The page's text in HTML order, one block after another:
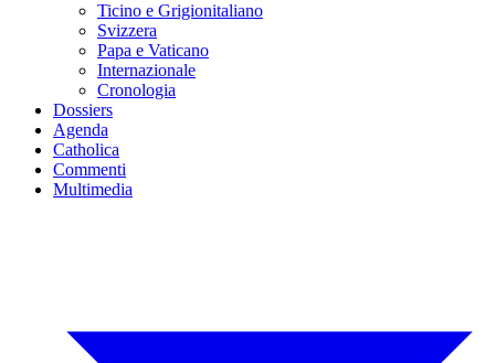
Ticino e Grigionitaliano
Svizzera
Papa e Vaticano
Internazionale
Cronologia
Dossiers
Agenda
Catholica
Commenti
Multimedia